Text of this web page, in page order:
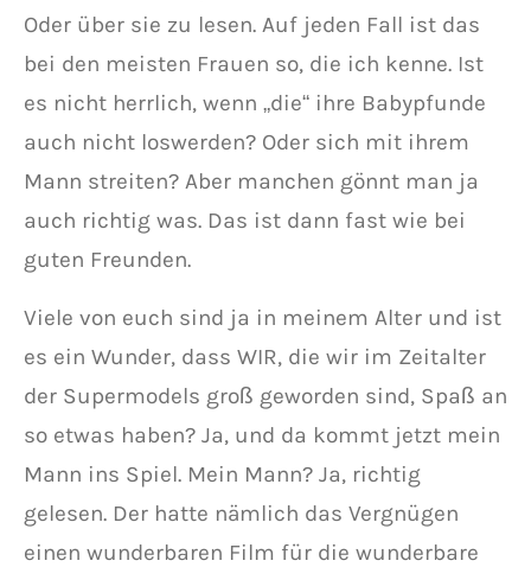
Oder über sie zu lesen. Auf jeden Fall ist das
bei den meisten Frauen so, die ich kenne. Ist
es nicht herrlich, wenn „die“ ihre Babypfunde
auch nicht loswerden? Oder sich mit ihrem
Mann streiten? Aber manchen gönnt man ja
auch richtig was. Das ist dann fast wie bei
guten Freunden.
Viele von euch sind ja in meinem Alter und ist
es ein Wunder, dass WIR, die wir im Zeitalter
der Supermodels groß geworden sind, Spaß an
so etwas haben? Ja, und da kommt jetzt mein
Mann ins Spiel. Mein Mann? Ja, richtig
gelesen. Der hatte nämlich das Vergnügen
einen wunderbaren Film für die wunderbare